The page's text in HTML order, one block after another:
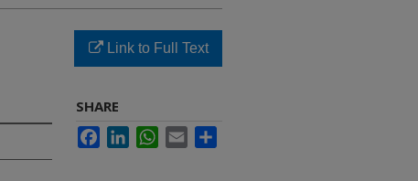
Link to Full Text
SHARE
FacebookLinkedInWhatsApp
Email